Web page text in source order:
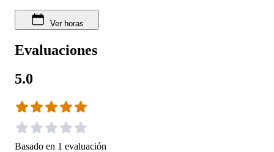
Ver horas
Evaluaciones
5.0
Basado en 1 evaluación